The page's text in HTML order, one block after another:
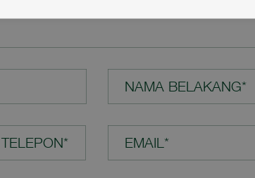
NAMA BELAKANG*
EMAIL*